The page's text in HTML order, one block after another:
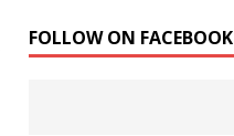
FOLLOW ON FACEBOOK